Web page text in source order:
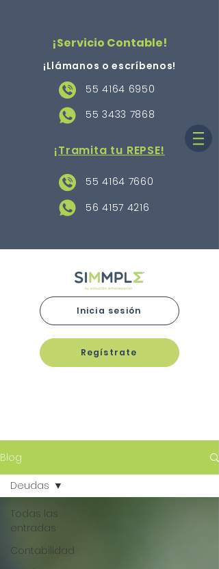
¡Servicio Contable!
¡Llámanos o escríbenos!
55 4164 6950
55 3433 7868
¡Tramita tu REPSE!
55 4164 7660
56 4157 4216
Inicia sesión
Regístrate
Blog
Todas las
entradas
Contabilidad
Deudas